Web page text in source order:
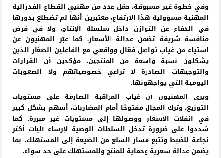
وفي خطوة غير مسبوقة، حمّل عدد من مهنيي القطاع الفدرالية
المهنية مسؤولية هذا الارتفاع، معتبرين أنها لم تضطلع بدورها
في الدفاع عن التوازن داخل سلسلة الإنتاج، ولا في فرض
منافسة شريفة تضمن عدالة الأسعار. كما عبّر المهنيون عن
استياء من غياب تواصل فعّال وواقعي مع الفاعلين الصغار الذين
يشكلون نسبة واسعة من المنتجين، مؤكدين أن القرارات
والتوجيهات الصادرة لا تراعي خصوصياتهم ولا الصعوبات
اليومية التي يواجهونها.
ويرى المهنيون أن غياب المراقبة الصارمة على مستويات
التوزيع، وترك المجال مفتوحًا أمام المضاربات، أسهم بشكل كبير
في انفلات الأسعار ووصولها إلى مستويات غير مبررة. كما
شددوا على ضرورة تدخل السلطات الوصية لإرساء آليات أكثر
نجاعة للضبط وتتبع مسار السلع من الضيعة إلى المستهلك، بما
يضمن عدالة سعرية وحماية للمنتج وللمستهلك على حد سواء.